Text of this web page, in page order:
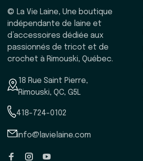
© La Vie Laine, Une boutique
indépendante de laine et
d’accessoires dédiée aux
passionnés de tricot et de
crochet à Rimouski, Québec.
18 Rue Saint Pierre,
Rimouski, QC, G5L
418-724-0102
info@lavielaine.com